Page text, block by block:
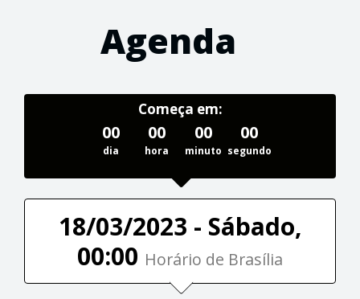
Agenda
Começa em:
00
dia
00
hora
00
minuto
00
segundo
18/03/2023 - Sábado,
00:00 Horário de Brasília